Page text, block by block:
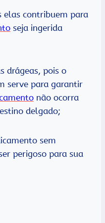
elas contribuem para
seja ingerida
drágeas, pois o
serve para garantir
não ocorra
delgado;
sem
perigoso para sua